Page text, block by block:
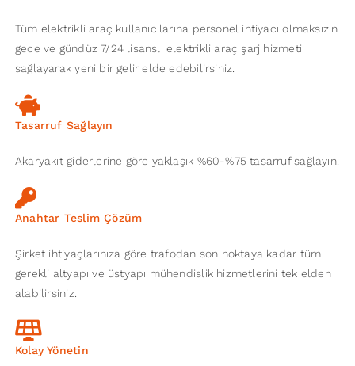
Tüm elektrikli araç kullanıcılarına personel ihtiyacı olmaksızın
gece ve gündüz 7/24 lisanslı elektrikli araç şarj hizmeti
sağlayarak yeni bir gelir elde edebilirsiniz.
Tasarruf Sağlayın
Akaryakıt giderlerine göre yaklaşık %60-%75 tasarruf sağlayın.
Anahtar Teslim Çözüm
Şirket ihtiyaçlarınıza göre trafodan son noktaya kadar tüm
gerekli altyapı ve üstyapı mühendislik hizmetlerini tek elden
alabilirsiniz.
Kolay Yönetin